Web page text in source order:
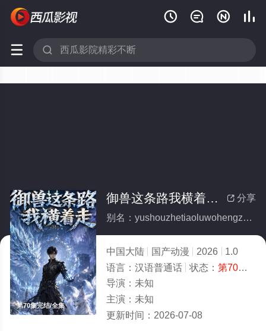
   
 
第70集完结/全集
 分享
御兽这条路我横着走(全集)
别名：yushouzhetiaoluwohengzhuozou
中国大陆 国产动漫 2026
1.0
语言： 汉语普通话 状态： 第70集完结
导演： 未知
主演： 未知
更新时间： 2026-07-08